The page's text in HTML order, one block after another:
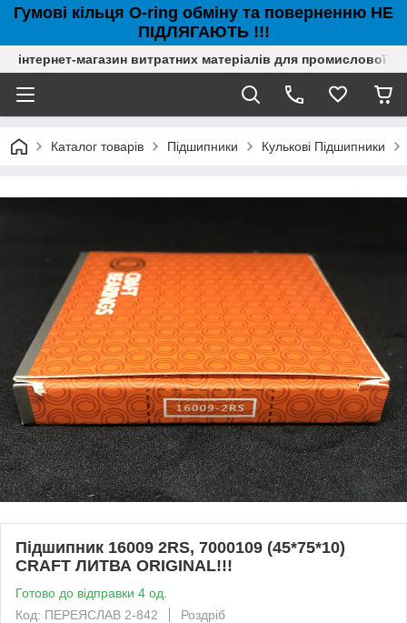
Гумові кільця O-ring обміну та поверненню НЕ
ПІДЛЯГАЮТЬ !!!
інтернет-магазин витратних матеріалів для промислової
Каталог товарів Підшипники Кулькові Підшипники
Підшипник 16009 2RS, 7000109 (45*75*10)
CRAFT ЛИТВА ORIGINAL!!!
Готово до відправки 4 од.
Код: ПЕРЕЯСЛАВ 2-842
Роздріб